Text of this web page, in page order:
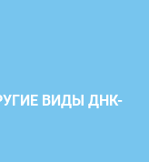
ВИДЫ ДНК-